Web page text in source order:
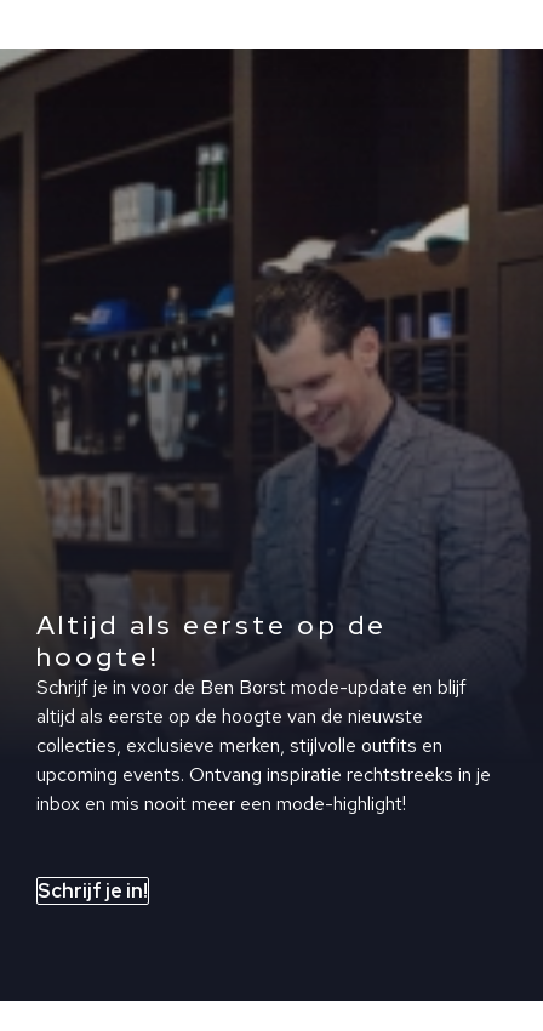
Altijd als eerste op de
hoogte!
Schrijf je in voor de Ben Borst mode-update en blijf
altijd als eerste op de hoogte van de nieuwste
collecties, exclusieve merken, stijlvolle outfits en
upcoming events. Ontvang inspiratie rechtstreeks in je
inbox en mis nooit meer een mode-highlight!
Schrijf je in!